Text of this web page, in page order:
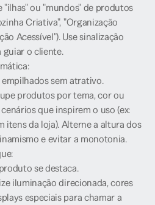
"ilhas" ou "mundos" de produtos
Criativa", "Organização
Acessível"). Use sinalização
o cliente.
sem atrativo.
produtos por tema, cor ou
que inspirem o uso (ex:
itens da loja). Alterne a altura dos
e evitar a monotonia.
se destaca.
iluminação direcionada, cores
especiais para chamar a